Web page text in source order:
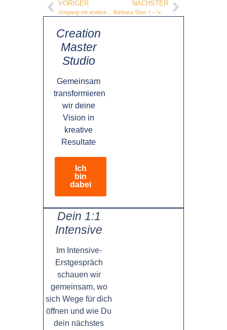
VORIGER NÄCHSTER
Barbara Sher † – Vorreiterin und Visionärin
Creation
Master
Studio
Gemeinsam
transformieren
wir deine
Vision in
kreative
Resultate
Ich
bin
dabei
Dein 1:1
Intensive
Im Intensive-
Erstgespräch
schauen wir
gemeinsam, wo
sich Wege für dich
öffnen und wie Du
dein nächstes